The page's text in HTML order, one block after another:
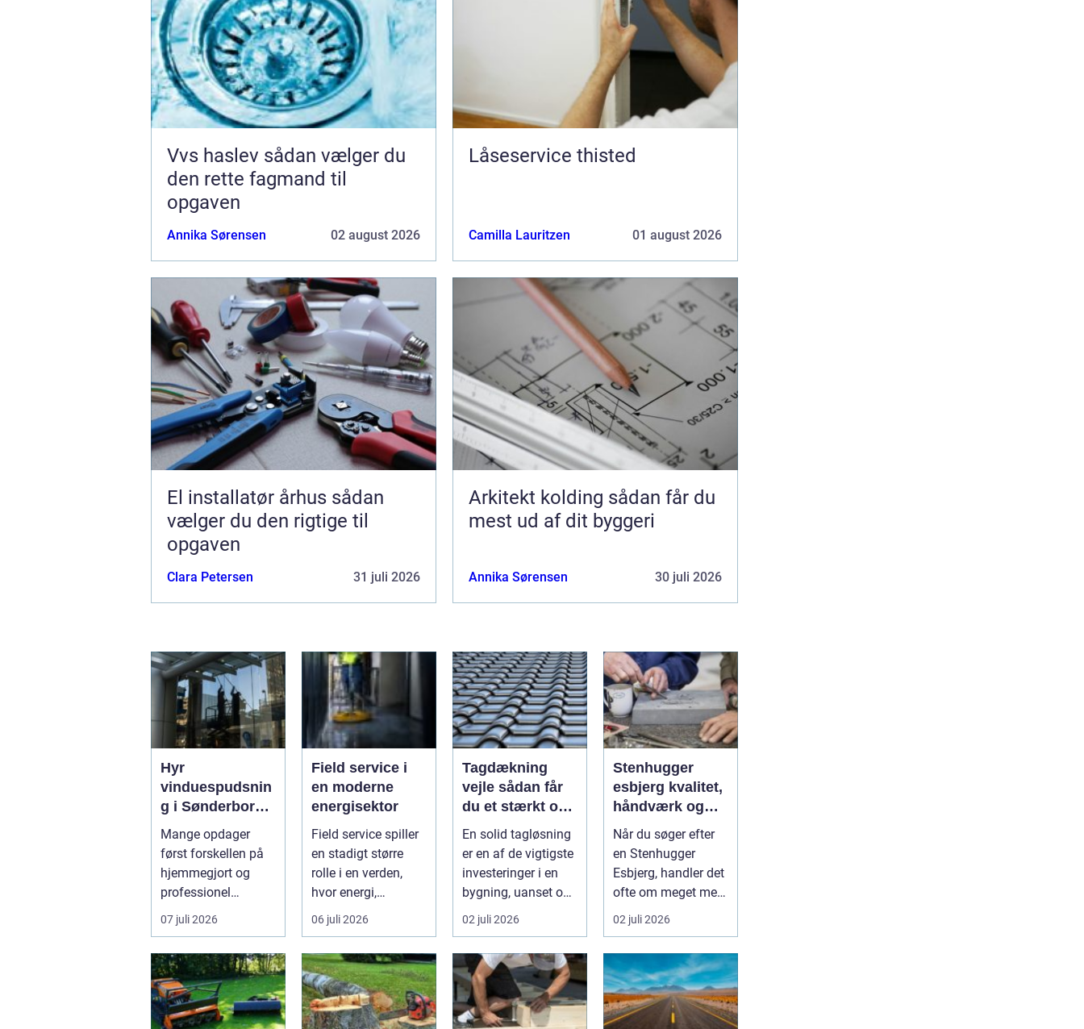
Vvs haslev sådan vælger du
den rette fagmand til
opgaven
Annika Sørensen 02 august 2026
Låseservice thisted
Camilla Lauritzen 01 august 2026
El installatør århus sådan
vælger du den rigtige til
opgaven
Clara Petersen 31 juli 2026
Arkitekt kolding sådan får du
mest ud af dit byggeri
Annika Sørensen 30 juli 2026
Hyr
vinduespudsnin
g i Sønderborg:
når det skal
være nemt
Mange opdager
først forskellen på
hjemmegjort og
professionel
vinduespudsning,
nå...
07 juli 2026
Field service i
en moderne
energisektor
Field service spiller
en stadigt større
rolle i en verden,
hvor energi,
digitalisering og
grøn omsti...
06 juli 2026
Tagdækning
vejle sådan får
du et stærkt og
tæt tag i mange
En solid tagløsning
er en af de vigtigste
investeringer i en
bygning, uanset om
der er tale om
bolig...
02 juli 2026
Stenhugger
esbjerg kvalitet,
håndværk og
personlige
løsninger
Når du søger efter
en Stenhugger
Esbjerg, handler det
ofte om meget mere
end sten. Det
handler om at...
02 juli 2026